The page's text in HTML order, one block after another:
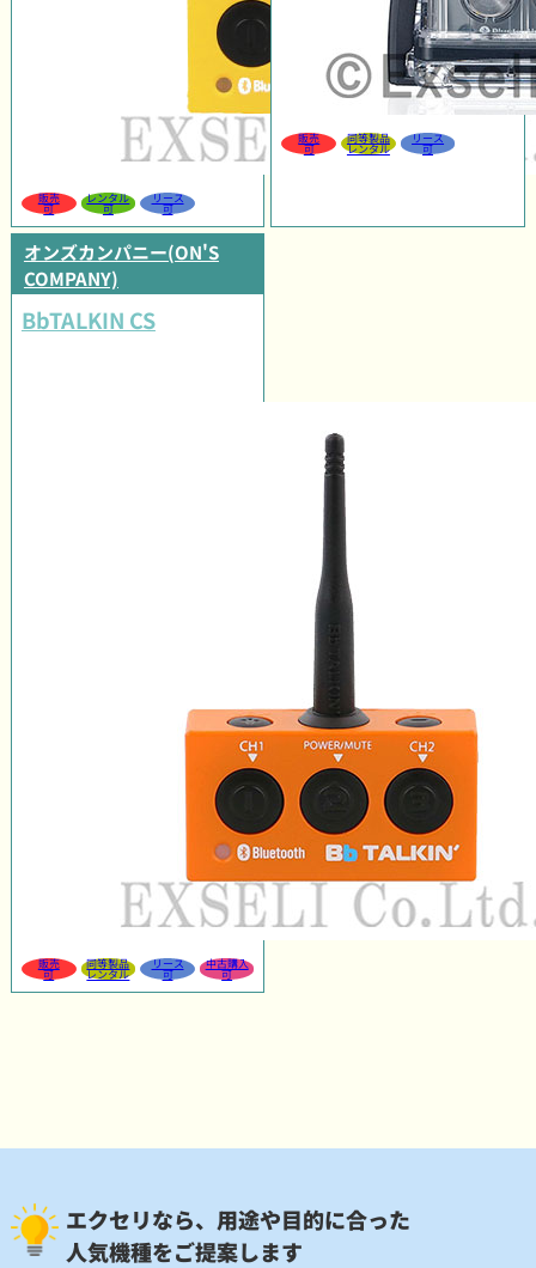
販売
可
レンタル
可
リース
可
販売
可
同等製品
レンタル
リース
可
オンズカンパニー(ON'S
COMPANY)
BbTALKIN CS
販売
可
同等製品
レンタル
リース
可
中古購入
可
エクセリなら、用途や目的に合った
人気機種をご提案します